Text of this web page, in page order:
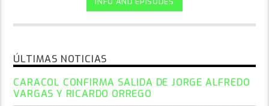
ÚLTIMAS NOTICIAS
CARACOL CONFIRMA SALIDA DE JORGE ALFREDO
VARGAS Y RICARDO ORREGO